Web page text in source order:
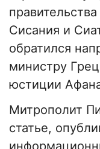
Сисания и
обратился
министру
юстиции
Митрополит
статье,